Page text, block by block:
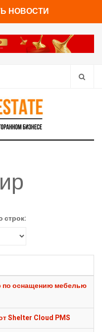
НОВОСТИ
строк:
по оснащению мебелью
Shelter Cloud PMS